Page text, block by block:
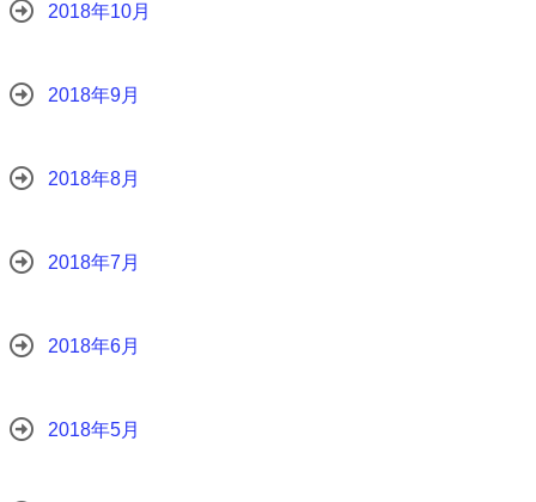
2018年10月
2018年9月
2018年8月
2018年7月
2018年6月
2018年5月